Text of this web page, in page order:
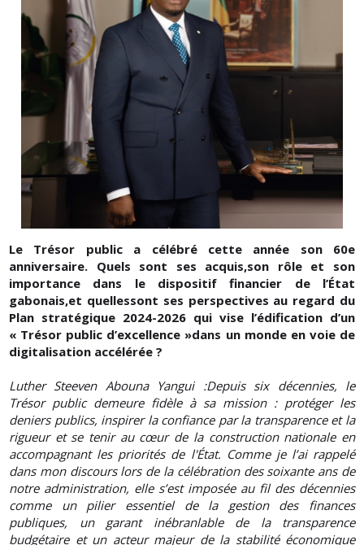
Le Trésor public a célébré cette année son 60e
anniversaire. Quels sont ses acquis,son rôle et son
importance dans le dispositif financier de l’État
gabonais,et quellessont ses perspectives au regard du
Plan stratégique 2024-2026 qui vise l’édification d’un
« Trésor public d’excellence »dans un monde en voie de
digitalisation accélérée ?
Luther Steeven Abouna Yangui :Depuis six décennies, le
Trésor public demeure fidèle à sa mission : protéger les
deniers publics, inspirer la confiance par la transparence et la
rigueur et se tenir au cœur de la construction nationale en
accompagnant les priorités de l'État. Comme je l’ai rappelé
dans mon discours lors de la célébration des soixante ans de
notre administration, elle s’est imposée au fil des décennies
comme un pilier essentiel de la gestion des finances
publiques, un garant inébranlable de la transparence
budgétaire et un acteur majeur de la stabilité économique